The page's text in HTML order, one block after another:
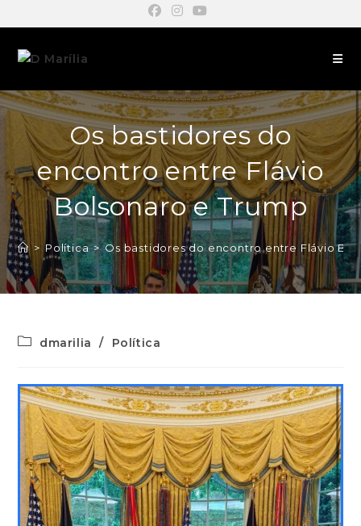
Os bastidores do
encontro entre Flávio
Bolsonaro e Trump
> Política > Os bastidores do encontro entre Flávio
dmarilia / Política